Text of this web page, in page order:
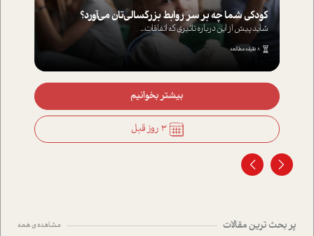
کودکی شما چه بر سر روابط بزرگسالی‌تان می‌آورد؟
شاید پیش از این درباره تاثیری که اتفاقات...
8 دقیقه مطالعه
بیشتر بخوانیم
3 روز قبل
پر بحث ترین مقالات مشاهده ی همه